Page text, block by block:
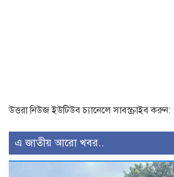
উত্তরা নিউজ ইউটিউব চ্যানেলে সাবস্ক্রাইব করুন:
এ জাতীয় আরো খবর..